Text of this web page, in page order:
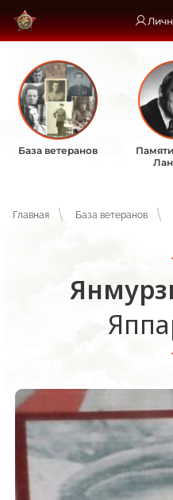
База ветеранов
Главная База ветеранов